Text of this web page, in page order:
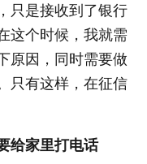
只是接收到了银行
这个时候，我就需
原因，同时需要做
只有这样，在征信
给家里打电话